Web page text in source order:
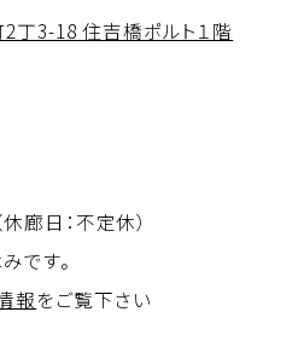
3-18 住吉橋ポルト１階
廊日：不定休）
です。
報をご覧下さい